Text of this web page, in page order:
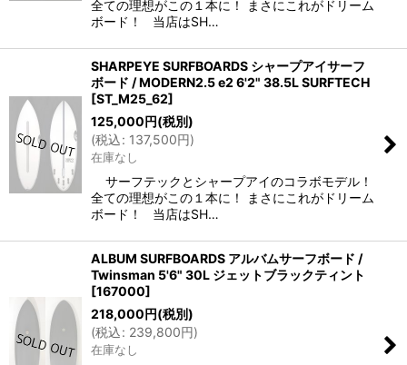
全ての理想がこの１本に！ まさにこれがドリーム
ボード！ 当店はSH…
SHARPEYE SURFBOARDS シャープアイサーフ
ボード / MODERN2.5 e2 6'2" 38.5L SURFTECH
[ST_M25_62]
125,000円(税別)
(税込: 137,500円)
在庫なし
サーフテックとシャープアイのコラボモデル！
全ての理想がこの１本に！ まさにこれがドリーム
ボード！ 当店はSH…
ALBUM SURFBOARDS アルバムサーフボード /
Twinsman 5'6" 30L ジェットブラックティント
[167000]
218,000円(税別)
(税込: 239,800円)
在庫なし